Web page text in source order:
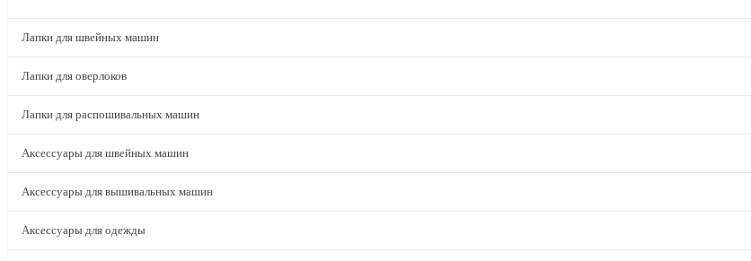
Лапки для швейных машин
Лапки для оверлоков
Лапки для распошивальных машин
Аксессуары для швейных машин
Аксессуары для вышивальных машин
Аксессуары для одежды